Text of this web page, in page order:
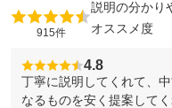
915件
説明の分かり
オススメ度
4.8
丁寧に説明してくれて、
なるものを安く提案して